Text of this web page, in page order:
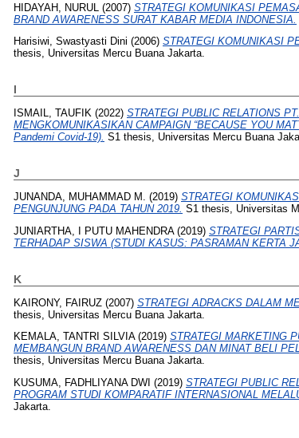
HIDAYAH, NURUL (2007) STRATEGI KOMUNIKASI
BRAND AWARENESS SURAT KABAR MEDIA INDONESIA.
Harisiwi, Swastyasti Dini (2006) STRATEGI KOMUNIKASI
thesis, Universitas Mercu Buana Jakarta.
I
ISMAIL, TAUFIK (2022) STRATEGI PUBLIC RELATIONS
MENGKOMUNIKASIKAN CAMPAIGN “BECAUSE YOU
Pandemi Covid-19). S1 thesis, Universitas Mercu Buana
J
JUNANDA, MUHAMMAD M. (2019) STRATEGI
PENGUNJUNG PADA TAHUN 2019. S1 thesis, Universitas
JUNIARTHA, I PUTU MAHENDRA(2019) STRATEGI
TERHADAP SISWA (STUDI KASUS: PASRAMAN KERTA
K
KAIRONY, FAIRUZ (2007) STRATEGI ADRACKS DALAM
thesis, Universitas Mercu Buana Jakarta.
KEMALA, TANTRI SILVIA(2019) STRATEGI MARKETING
MEMBANGUN BRAND AWARENESS DAN MINAT BELI
thesis, Universitas Mercu Buana Jakarta.
KUSUMA, FADHLIYANA DWI (2019) STRATEGI PUBLIC
PROGRAM STUDI KOMPARATIF INTERNASIONAL
Jakarta.